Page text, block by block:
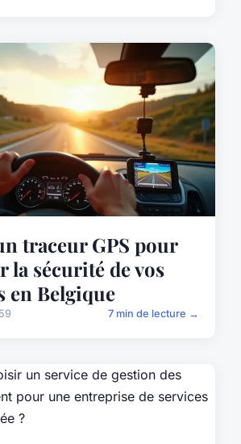
traceur GPS pour
la sécurité de vos
en Belgique
7 min de lecture →